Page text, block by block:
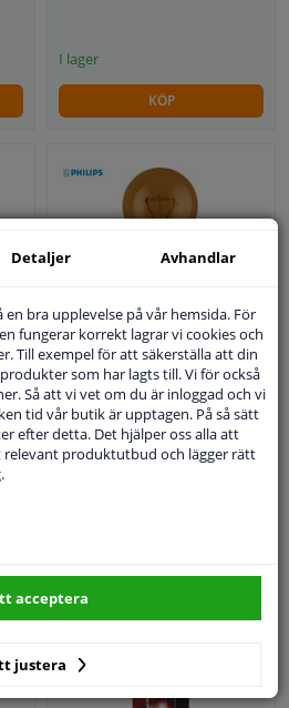
I lager
KÖP
Glödlampa MasterLife
WINPRICE
Rek. pris: 38,31 kr
Detaljer Avhandlar
bra upplevelse på vår hemsida. För
fungerar korrekt lagrar vi cookies och
Till exempel för att säkerställa att din
som har lagts till. Vi för också
Så att vi vet om du är inloggad och vi
tid vår butik är upptagen. På så sätt
efter detta. Det hjälper oss alla att
produktutbud och lägger rätt
justera
acceptera